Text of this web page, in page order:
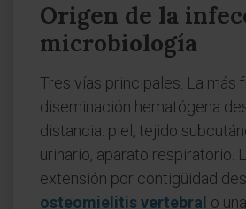
Origen de la
microbiología
Tres vías principales. La más
diseminación hematógena
distancia: piel, tejido
urinario, aparato respiratorio.
extensión por contigüidad
osteomielitis vertebral o una